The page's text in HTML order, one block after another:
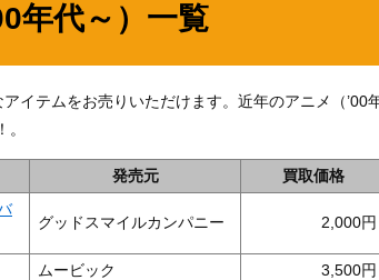
年代～）一覧
イテムをお売りいただけます。近年のアニメ（’00
発売元
買取価格
グッドスマイルカンパニー 2,000
ムービック
3,500